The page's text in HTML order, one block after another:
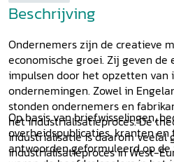
Beschrijving
Ondernemers zijn de creatieve
economische groei. Zij geven de
impulsen door het opzetten van
ondernemingen. Zowel in
stonden ondernemers en
het industrialisatieproces. De
industrialisatie is daarom veelal
industrialisatieproces in West-
Op basis van briefwisselingen,
overheidspublicaties, kranten
antwoorden geformuleerd op de